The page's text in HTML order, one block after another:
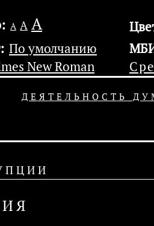
А А А
По умолчанию
New Roman
ДЕЯТЕЛЬНОСТЬ